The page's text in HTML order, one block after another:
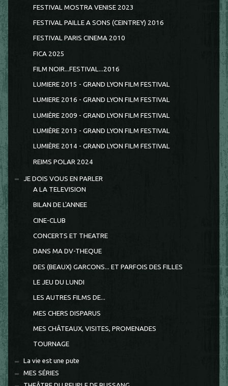
FESTIVAL MOSTRA VENISE 2023
FESTIVAL PAILLE A SONS (CEINTREY) 2016
FESTIVAL PARIS CINEMA 2010
FICA 2025
FILM NOIR...FESTIVAL...2016
LUMIERE 2015 - GRAND LYON FILM FESTIVAL
LUMIERE 2016 - GRAND LYON FILM FESTIVAL
LUMIÈRE 2009 - GRAND LYON FILM FESTIVAL
LUMIÈRE 2013 - GRAND LYON FILM FESTIVAL
LUMIÈRE 2014 - GRAND LYON FILM FESTIVAL
REIMS POLAR 2024
JE DOIS VOUS EN PARLER
A LA TELEVISION
BILAN DE L'ANNEE
CINE-CLUB
CONCERTS ET THEATRE
DANS MA DV-THEQUE
DES (BEAUX) GARCONS... ET PARFOIS DES FILLES
LE JEU DU LUNDI
LES AUTRES FILMS DE...
MES CHERS DISPARUS
MES CHÂTEAUX, VISITES, PROMENADES
TOURNAGE
La vie est une pute
MES SÉRIES